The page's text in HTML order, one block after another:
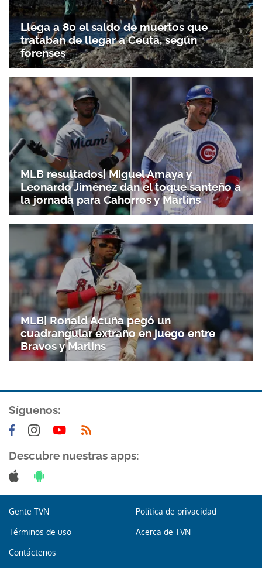
Gracias por suscribirte a nuestro boletín.
ACEPTAR
Llega a 80 el saldo de muertos que
trataban de llegar a Ceuta, según
forenses
MLB resultados| Miguel Amaya y
Leonardo Jiménez dan el toque santeño a
la jornada para Cahorros y Marlins
MLB| Ronald Acuña pegó un
cuadrangular extraño en juego entre
Bravos y Marlins
Síguenos:
Descubre nuestras apps:
Gente TVN Política de privacidad
Términos de uso Acerca de TVN
Contáctenos